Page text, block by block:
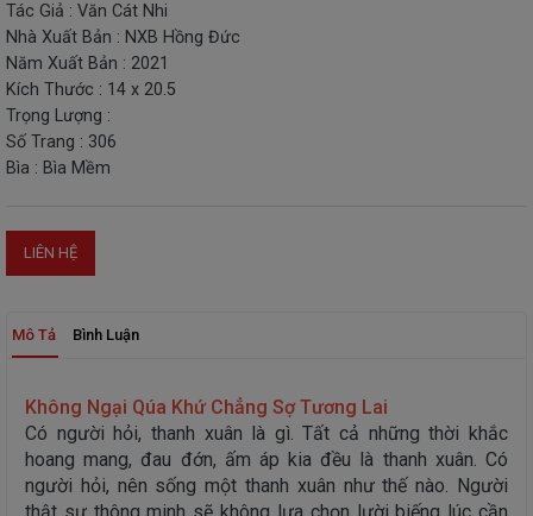
ĐỒ
CHƠI
THIẾT
BỊ
STEM
Tác Giả : Văn Cát Nhi
Nhà Xuất Bản : NXB Hồng Đức
Năm Xuất Bản : 2021
Kích Thước : 14 x 20.5
Trọng Lượng :
Số Trang : 306
Bìa : Bìa Mềm
LIÊN HỆ
Mô Tả Bình Luận
Không Ngại Qúa Khứ Chẳng Sợ Tương Lai
Có người hỏi, thanh xuân là gì. Tất cả những thời khắc
hoang mang, đau đớn, ấm áp kia đều là thanh xuân. Có
người hỏi, nên sống một thanh xuân như thế nào. Người